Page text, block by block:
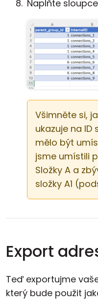
Naplňte
Všimněte si,
ukazuje na ID
mělo být
jsme umístili
Složky A a
složky A1
Export
Teď exportujme
který bude použit